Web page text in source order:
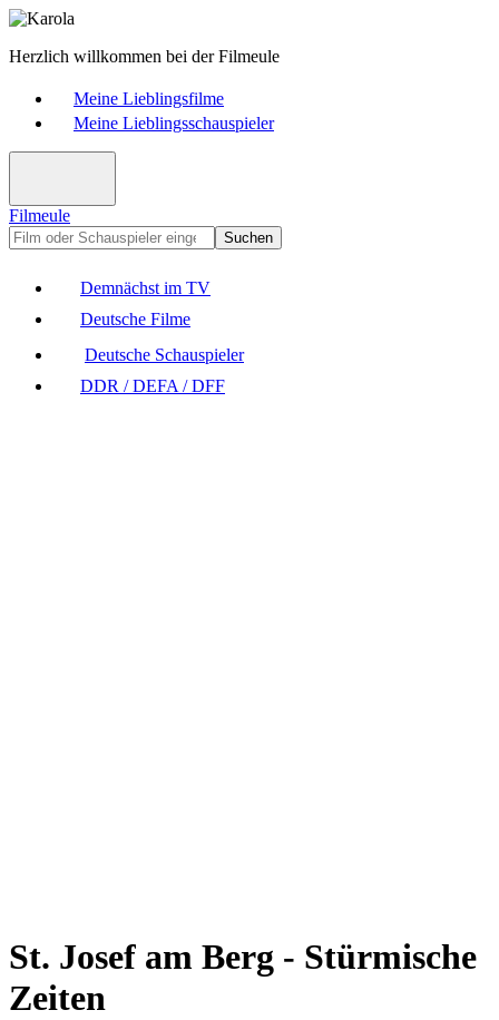
Herzlich willkommen bei der Filmeule
Meine Lieblingsfilme
Meine Lieblingsschauspieler
Filmeule
Suchen
Demnächst im TV
Deutsche Filme
Deutsche Schauspieler
DDR / DEFA / DFF
St. Josef am Berg - Stürmische
Zeiten